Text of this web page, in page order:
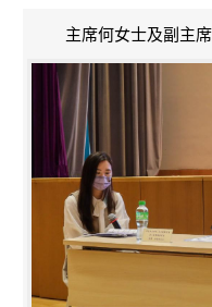
主席何女士及副主